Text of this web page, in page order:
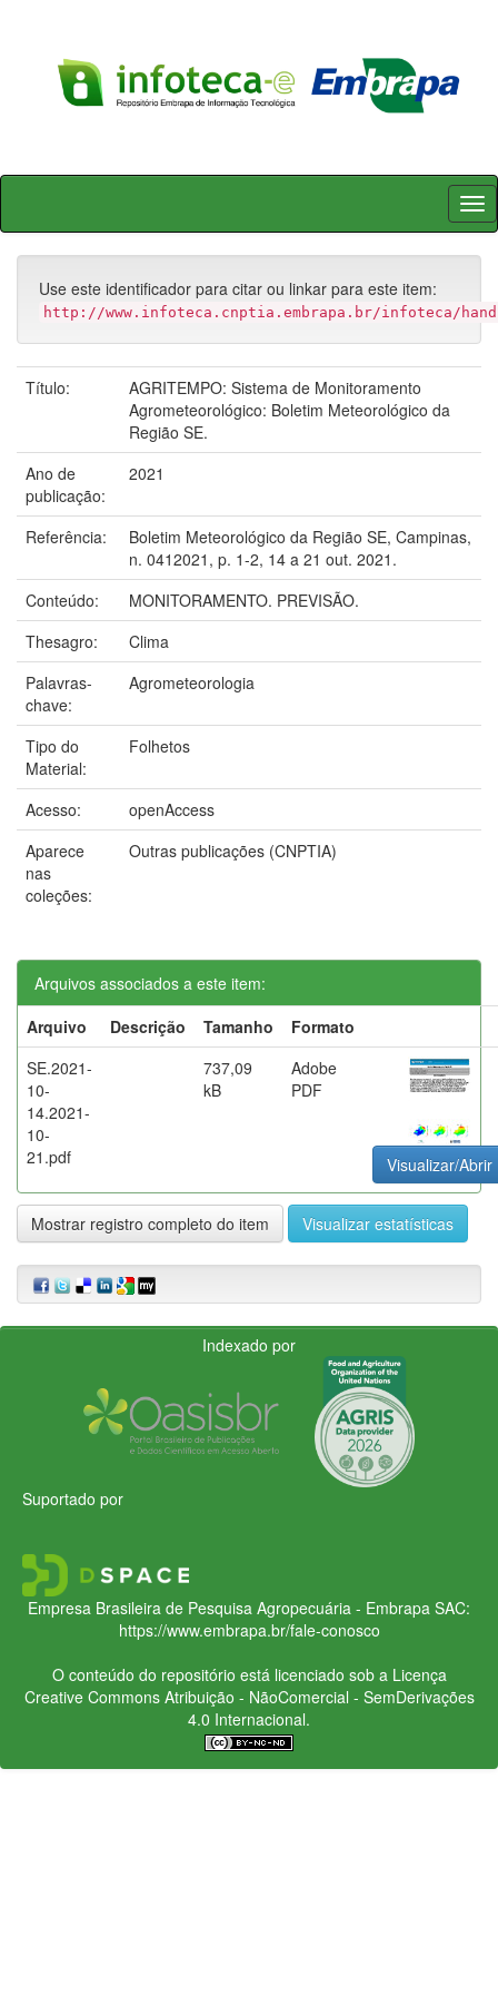
Skip
Use este identificador para citar ou linkar para este item:
http://www.infoteca.cnptia.embrapa.br/infoteca/
Título:
AGRITEMPO: Sistema de Monitoramento
Agrometeorológico: Boletim Meteorológico da
Região SE.
Ano de
publicação:
2021
Referência:
Boletim Meteorológico da Região SE, Campinas,
n. 0412021, p. 1-2, 14 a 21 out. 2021.
Conteúdo:
MONITORAMENTO. PREVISÃO.
Thesagro:
Clima
Palavras-
chave:
Agrometeorologia
Tipo do
Material:
Folhetos
Acesso:
openAccess
Aparece
nas
coleções:
Outras publicações (CNPTIA)
Arquivos associados a este item:
Arquivo
Descrição Tamanho
Formato
SE.2021-
10-
14.2021-
10-
21.pdf
737,09
kB
Adobe
PDF
Visualizar/Abrir
Mostrar registro completo do item Visualizar estatísticas
Indexado por
Suportado por
Empresa Brasileira de Pesquisa Agropecuária - Embrapa SAC:
https://www.embrapa.br/fale-conosco
O conteúdo do repositório está licenciado sob a Licença
Creative CommonsAtribuição - NãoComercial - SemDerivações
4.0 Internacional.